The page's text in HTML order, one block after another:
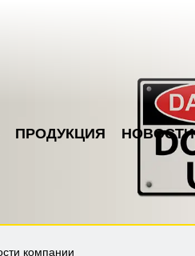
ПРОДУКЦИЯ НОВОСТИ
компании